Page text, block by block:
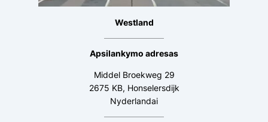
Westland
Apsilankymo adresas
Middel Broekweg 29
2675 KB, Honselersdijk
Nyderlandai